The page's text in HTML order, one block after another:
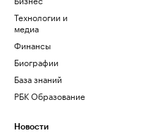
Технологии и
медиа
Финансы
Биографии
База знаний
РБК Образование
Новости